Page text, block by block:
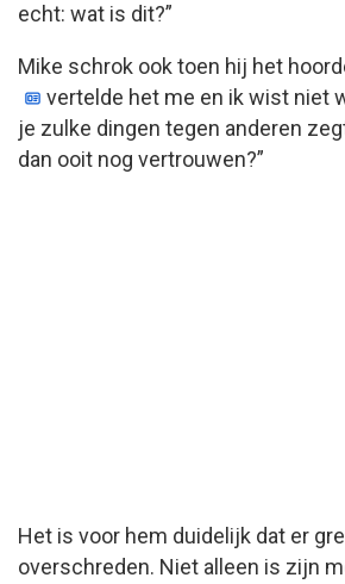
echt: wat is dit?”
Mike schrok ook toen hij het
vertelde het me en ik wist niet
je zulke dingen tegen anderen
dan ooit nog vertrouwen?”
Het is voor hem duidelijk dat er
overschreden. Niet alleen is zijn